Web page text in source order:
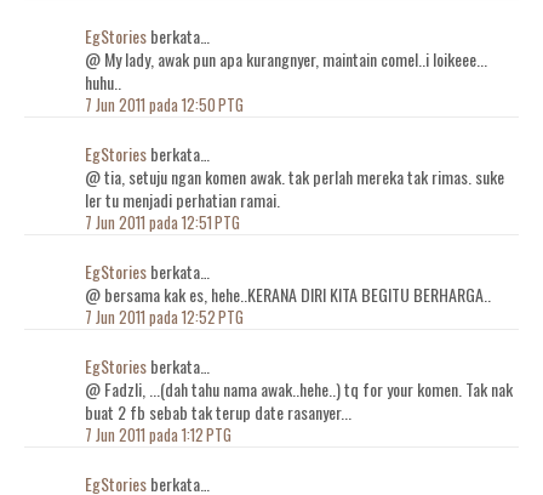
EgStoriesberkata…
@ My lady, awak pun apa kurangnyer, maintain comel..i loikeee...
huhu..
7 Jun 2011 pada 12:50 PTG
EgStoriesberkata…
@ tia, setuju ngan komen awak. tak perlah mereka tak rimas. suke
ler tu menjadi perhatian ramai.
7 Jun 2011 pada 12:51 PTG
EgStoriesberkata…
@ bersama kak es, hehe..KERANA DIRI KITA BEGITU BERHARGA..
7 Jun 2011 pada 12:52 PTG
EgStoriesberkata…
@ Fadzli, ...(dah tahu nama awak..hehe..) tq for your komen. Tak nak
buat 2 fb sebab tak terup date rasanyer...
7 Jun 2011 pada 1:12 PTG
EgStoriesberkata…